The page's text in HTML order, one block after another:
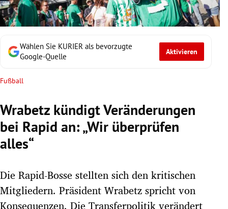
Untermenü
Untermenü
Untermenü
Untermenü
Untermenü
Untermenü
Wählen Sie KURIER als bevorzugte
Google-Quelle
Aktivieren
Fußball
Wrabetz kündigt Veränderungen
bei Rapid an: „Wir überprüfen
alles“
Die Rapid-Bosse stellten sich den kritischen
Mitgliedern. Präsident Wrabetz spricht von
Konsequenzen. Die Transferpolitik verändert